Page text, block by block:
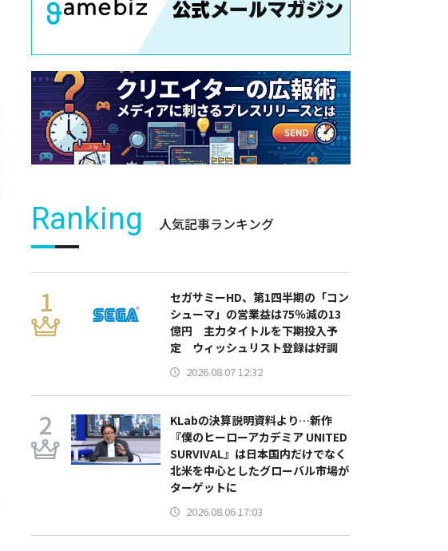
Ranking 人気記事ランキング
セガサミーHD、第1四半期の「コン
シューマ」の営業益は75％減の13
億円 主力タイトルを下期投入予
定 ウィッシュリスト登録は好調
2026.08.07 12:32
KLabの決算説明資料より…新作
『僕のヒーローアカデミア UNITED
SURVIVAL』は日本国内だけでなく
北米を中心としたグローバル市場が
ターゲットに
2026.08.06 17:03